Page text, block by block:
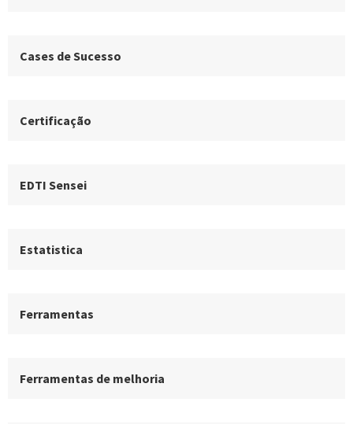
Cases de Sucesso
Certificação
EDTI Sensei
Estatistica
Ferramentas
Ferramentas de melhoria